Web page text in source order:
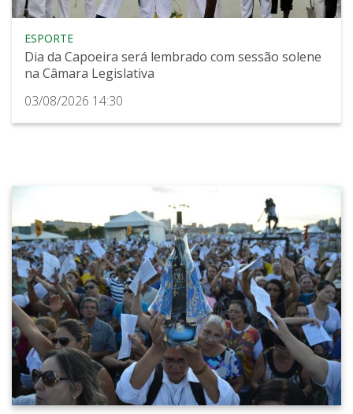
ESPORTE
Dia da Capoeira será lembrado com sessão solene
na Câmara Legislativa
03/08/2026 14:30